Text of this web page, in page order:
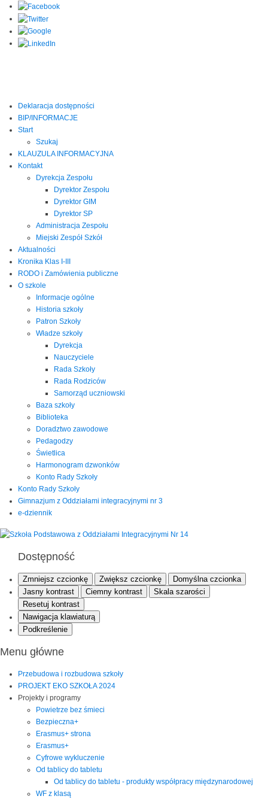
Deklaracja dostępności
BIP/INFORMACJE
Start
Szukaj
KLAUZULA INFORMACYJNA
Kontakt
Dyrekcja Zespołu
Dyrektor Zespołu
Dyrektor GIM
Dyrektor SP
Administracja Zespołu
Miejski Zespół Szkół
Aktualności
Kronika Klas I-III
RODO i Zamówienia publiczne
O szkole
Informacje ogólne
Historia szkoły
Patron Szkoły
Władze szkoły
Dyrekcja
Nauczyciele
Rada Szkoły
Rada Rodziców
Samorząd uczniowski
Baza szkoły
Biblioteka
Doradztwo zawodowe
Pedagodzy
Świetlica
Harmonogram dzwonków
Konto Rady Szkoły
Konto Rady Szkoły
Gimnazjum z Oddziałami integracyjnymi nr 3
e-dziennik
Dostępność
Zmniejsz czcionkę Zwiększ czcionkę
Domyślna czcionka
Jasny kontrast
Ciemny kontrast
Skala szarości
Resetuj kontrast
Nawigacja klawiaturą
Podkreślenie
Menu główne
Przebudowa i rozbudowa szkoły
PROJEKT EKO SZKOŁA 2024
Projekty i programy
Powietrze bez śmieci
Bezpieczna+
Erasmus+ strona
Erasmus+
Cyfrowe wykluczenie
Od tablicy do tabletu
Od tablicy do tabletu - produkty współpracy międzynarodowej
WF z klasą